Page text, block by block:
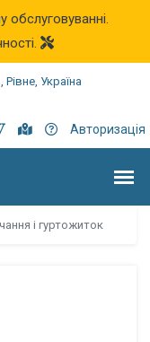
обслуговуванні.
Україна
Авторизація
і гуртожиток